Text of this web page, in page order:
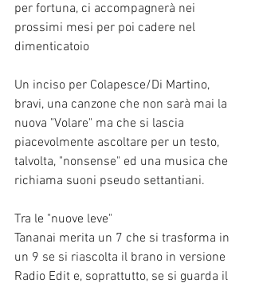
per fortuna, ci accompagnerà nei
prossimi mesi per poi cadere nel
dimenticatoio
Un inciso per Colapesce/Di Martino,
bravi, una canzone che non sarà mai la
nuova "Volare" ma che si lascia
piacevolmente ascoltare per un testo,
talvolta, "nonsense" ed una musica che
richiama suoni pseudo settantiani.
Tra le "nuove leve"
Tananai merita un 7 che si trasforma in
un 9 se si riascolta il brano in versione
Radio Edit e, soprattutto, se si guarda il